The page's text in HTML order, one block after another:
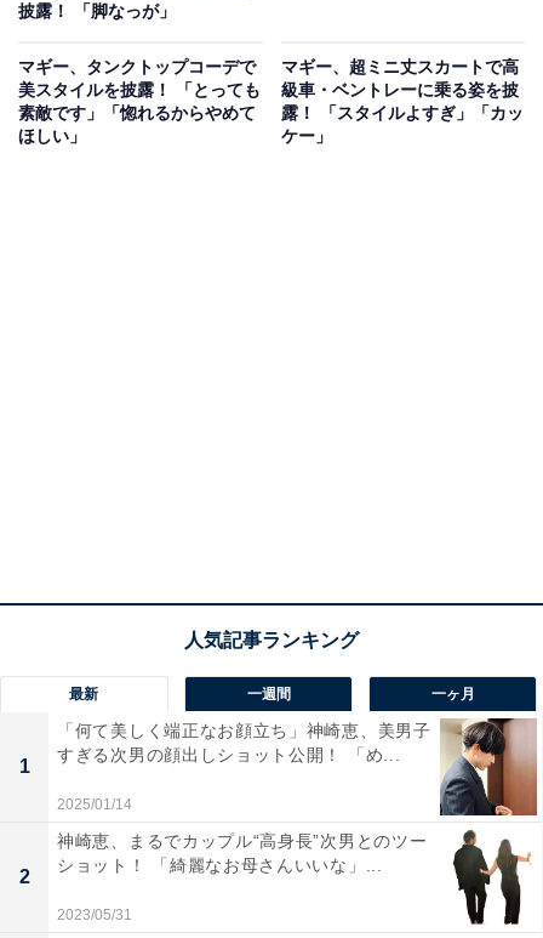
披露！ 「脚なっが」
マギー、タンクトップコーデで
美スタイルを披露！ 「とっても
素敵です」「惚れるからやめて
ほしい」
マギー、超ミニ丈スカートで高
級車・ベントレーに乗る姿を披
露！ 「スタイルよすぎ」「カッ
ケー」
最新 一週間 一ヶ月
1
「何て美しく端正なお顔立ち」神崎恵、美男子
すぎる次男の顔出しショット公開！ 「め...
2025/01/14
2
神崎恵、まるでカップル“高身長”次男とのツー
ショット！ 「綺麗なお母さんいいな」...
2023/05/31